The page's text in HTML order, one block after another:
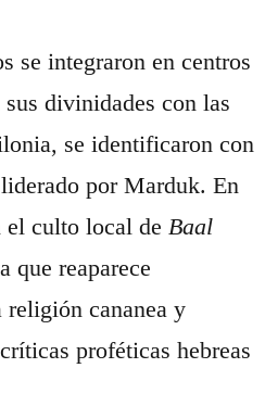
se integraron en centros
divinidades con las
se identificaron con
por Marduk. En
el culto local de Baal
que reaparece
religión cananea y
proféticas hebreas